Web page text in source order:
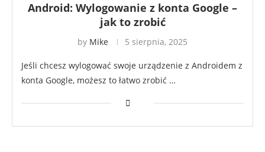
Android: Wylogowanie z konta Google –
jak to zrobić
by Mike 5 sierpnia, 2025
Jeśli chcesz wylogować swoje urządzenie z Androidem z
konta Google, możesz to łatwo zrobić …